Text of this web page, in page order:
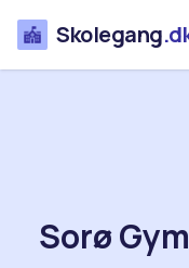
Skolegang
Sorø